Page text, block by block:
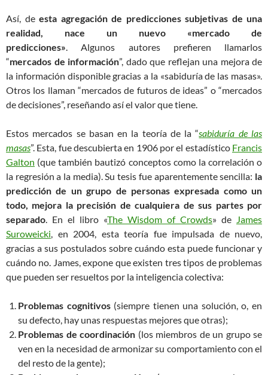
Así, de esta agregación de predicciones subjetivas de una
realidad, nace un nuevo «mercado de
predicciones». Algunos autores prefieren llamarlos
“mercados de información”, dado que reflejan una mejora de
la información disponible gracias a la «sabiduría de las masas».
Otros los llaman “mercados de futuros de ideas” o “mercados
de decisiones”, reseñando así el valor que tiene.
Estos mercados se basan en la teoría de la “sabiduría de las
masas”. Esta, fue descubierta en 1906 por el estadístico Francis
Galton (que también bautizó conceptos como la correlación o
la regresión a la media). Su tesis fue aparentemente sencilla: la
predicción de un grupo de personas expresada como un
todo, mejora la precisión de cualquiera de sus partes por
separado. En el libro «The Wisdom of Crowds» de James
Suroweicki, en 2004, esta teoría fue impulsada de nuevo,
gracias a sus postulados sobre cuándo esta puede funcionar y
cuándo no. James, expone que existen tres tipos de problemas
que pueden ser resueltos por la inteligencia colectiva:
Problemas cognitivos(siempre tienen una solución, o, en
su defecto, hay unas respuestas mejores que otras);
Problemas de coordinación (los miembros de un grupo se
ven en la necesidad de armonizar su comportamiento con el
del resto de la gente);